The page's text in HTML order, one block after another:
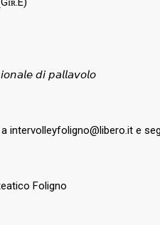
𝘥𝘪 𝘱𝘢𝘭𝘭𝘢𝘷𝘰𝘭𝘰
e
Foligno